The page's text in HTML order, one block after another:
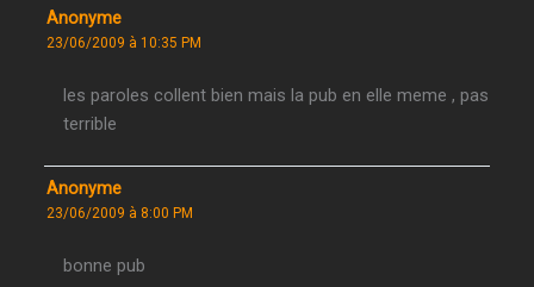
Anonyme
23/06/2009 à 10:35 PM
les paroles collent bien mais la pub en elle meme , pas
terrible
Anonyme
23/06/2009 à 8:00 PM
bonne pub